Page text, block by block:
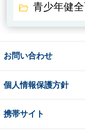
青少年健
お問い合わせ
個人情報保護方針
携帯サイト